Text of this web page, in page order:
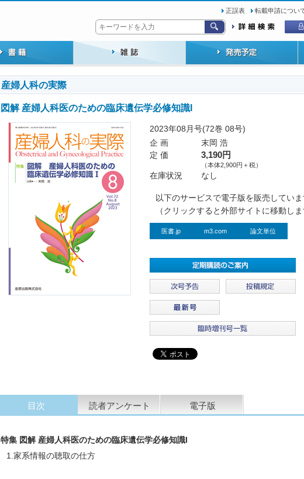
正誤表 転載申請につい
産婦人科の実際
図解 産婦人科医のための臨床遺伝学必修知識I
2023年08月号(72巻 08号)
企 画
末岡 浩
定 価
3,190円
（本体2,900円＋税）
在庫状況 なし
以下のサービスで電子版を販売していま
（クリックすると外部サイトに移動しま
医書.jp m3.com 論文単位
目次 読者アンケート 電子版
特集 図解 産婦人科医のための臨床遺伝学必修知識I
1.家系情報の聴取の仕方